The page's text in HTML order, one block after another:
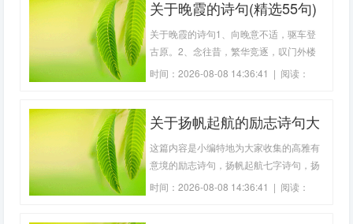
思念的优美相思诗句精选1、嗟余只影系
春绮遗
关于晚霞的诗句(精选55句)
关于晚霞的诗句1、向晚意不适，驱车登
古原。2、念往昔，繁华竞逐，叹门外楼
头，悲恨相续。3、斜阳外，寒鸦万点，
西风，酒旗斜矗。6、登鹳雀楼》（唐王
出汉塞，归
时间：2026-08-08 14:36:41 | 阅读：
关于扬帆起航的励志诗句大
全精选(精选40句)
这篇内容是小编特地为大家收集的高雅有
意境的励志诗句，扬帆起航七字诗句，扬
帆起航的唯美句子，扬帆起航的励志句
时间：2026-08-08 14:36:41 | 阅读：